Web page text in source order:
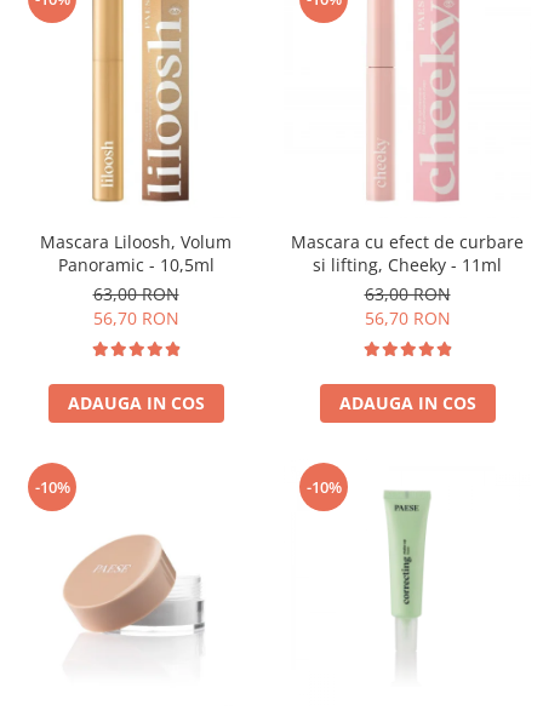
Mascara Liloosh, Volum
Panoramic - 10,5ml
63,00 RON
56,70 RON
ADAUGA IN COS
Mascara cu efect de curbare
si lifting, Cheeky - 11ml
63,00 RON
56,70 RON
ADAUGA IN COS
-10% -10%